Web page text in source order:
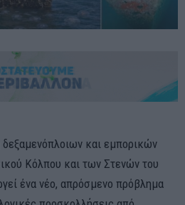
και εμπορικών
Κόλπου και των Στενών του
ένα νέο, απρόσμενο πρόβλημα